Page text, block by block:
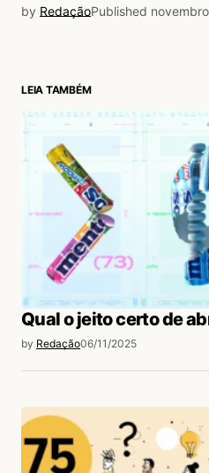
by RedaçãoPublished
LEIA TAMBÉM
Qual o jeito certo de
by Redação06/11/2025